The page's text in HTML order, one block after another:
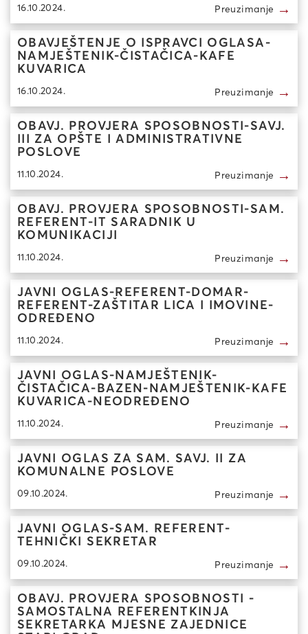
16.10.2024. Preuzimanje →
OBAVJEŠTENJE O ISPRAVCI OGLASA-
NAMJEŠTENIK-ČISTAČICA-KAFE
KUVARICA
16.10.2024. Preuzimanje →
OBAVJ. PROVJERA SPOSOBNOSTI-SAVJ.
III ZA OPŠTE I ADMINISTRATIVNE
POSLOVE
11.10.2024. Preuzimanje →
OBAVJ. PROVJERA SPOSOBNOSTI-SAM.
REFERENT-IT SARADNIK U
KOMUNIKACIJI
11.10.2024. Preuzimanje →
JAVNI OGLAS-REFERENT-DOMAR-
REFERENT-ZAŠTITAR LICA I IMOVINE-
ODREĐENO
11.10.2024. Preuzimanje →
JAVNI OGLAS-NAMJEŠTENIK-
ČISTAČICA-BAZEN-NAMJEŠTENIK-KAFE
KUVARICA-NEODREĐENO
11.10.2024. Preuzimanje →
JAVNI OGLAS ZA SAM. SAVJ. II ZA
KOMUNALNE POSLOVE
09.10.2024. Preuzimanje →
JAVNI OGLAS-SAM. REFERENT-
TEHNIČKI SEKRETAR
09.10.2024. Preuzimanje →
OBAVJ. PROVJERA SPOSOBNOSTI -
SAMOSTALNA REFERENTKINJA
SEKRETARKA MJESNE ZAJEDNICE